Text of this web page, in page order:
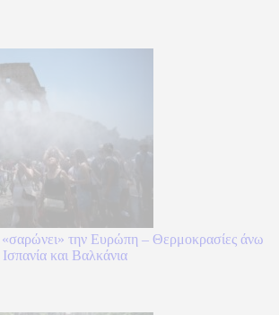
την Ευρώπη – Θερμοκρασίες άνω
και Βαλκάνια